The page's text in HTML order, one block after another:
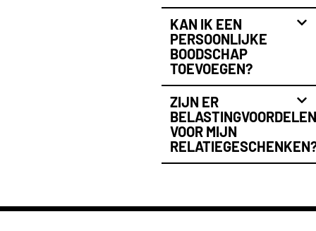
KAN IK EEN
PERSOONLIJKE
BOODSCHAP
TOEVOEGEN?
ZIJN ER
VOOR MIJN